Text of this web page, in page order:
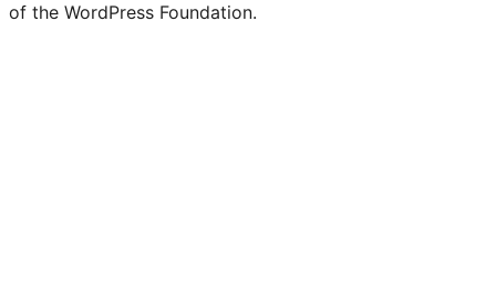
of the WordPress Foundation.